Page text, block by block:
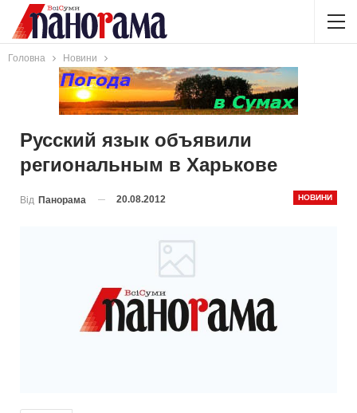
Головна Новини
Русский язык объявили
региональным в Харькове
НОВИНИ
Від Панорама 20.08.2012